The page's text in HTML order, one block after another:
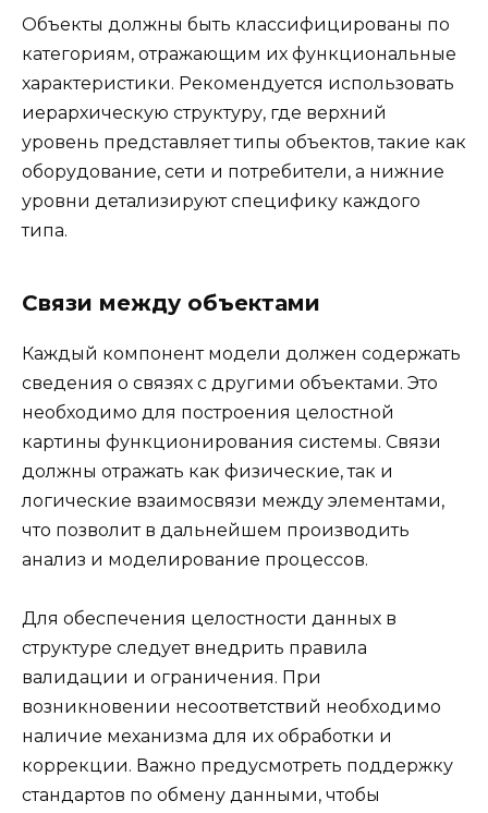
Объекты должны быть классифицированы по
категориям, отражающим их функциональные
характеристики. Рекомендуется использовать
иерархическую структуру, где верхний
уровень представляет типы объектов, такие как
оборудование, сети и потребители, а нижние
уровни детализируют специфику каждого
типа.
Связи между объектами
Каждый компонент модели должен содержать
сведения о связях с другими объектами. Это
необходимо для построения целостной
картины функционирования системы. Связи
должны отражать как физические, так и
логические взаимосвязи между элементами,
что позволит в дальнейшем производить
анализ и моделирование процессов.
Для обеспечения целостности данных в
структуре следует внедрить правила
валидации и ограничения. При
возникновении несоответствий необходимо
наличие механизма для их обработки и
коррекции. Важно предусмотреть поддержку
стандартов по обмену данными, чтобы